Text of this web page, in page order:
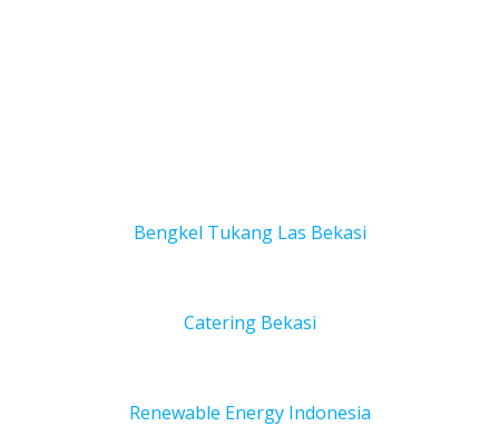
Bengkel Tukang Las Bekasi
Catering Bekasi
Renewable Energy Indonesia